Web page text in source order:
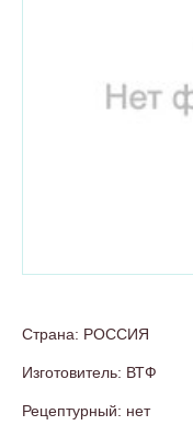
Страна: РОССИЯ
Изготовитель: ВТФ
Рецептурный: нет